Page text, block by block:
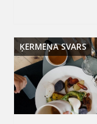
ĶERMEŅA SVARS